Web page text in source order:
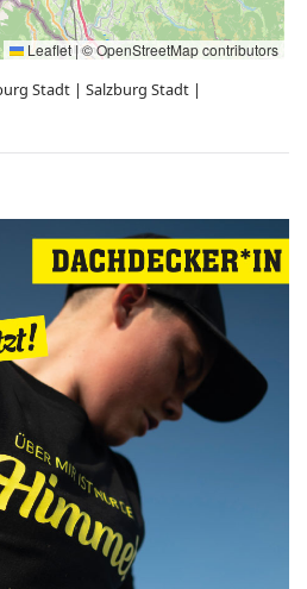
Leaflet |©OpenStreetMapcontributors
Stadt | Salzburg Stadt |